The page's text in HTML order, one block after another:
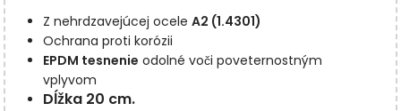
Z nehrdzavejúcej oceleA2 (1.4301)
Ochrana proti korózii
EPDM tesnenie odolné voči poveternostným
vplyvom
Dĺžka 20 cm.